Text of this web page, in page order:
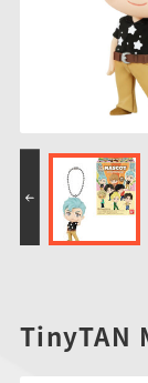
PROJECT
スーパー戦隊
ズ
つりグミ
TinyTAN